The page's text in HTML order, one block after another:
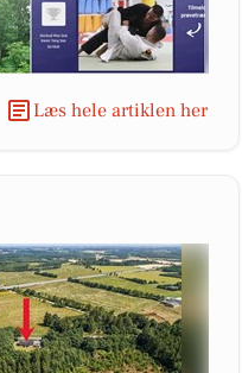
Læs hele artiklen her